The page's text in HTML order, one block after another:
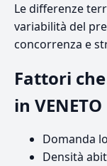
Le differenze
variabilità del
concorrenza e
Fattori
in VENETO
Domanda
Densità